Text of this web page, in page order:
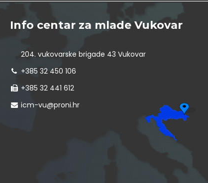
Info centar za mlade Vukovar
204. vukovarske brigade 43 Vukovar
+385 32 450 106
+385 32 441 612
icm-vu@proni.hr